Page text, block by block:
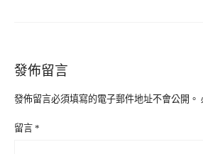
發佈留言
發佈留言必須填寫的電子郵件地址不會公開。
留言 *